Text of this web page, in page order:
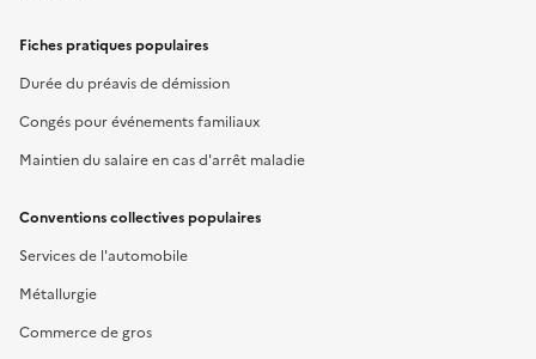
Fiches pratiques populaires
Durée du préavis de démission
Congés pour événements familiaux
Maintien du salaire en cas d'arrêt maladie
Conventions collectives populaires
Services de l'automobile
Métallurgie
Commerce de gros